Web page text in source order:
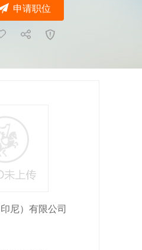
申请职位
尼）有限公司